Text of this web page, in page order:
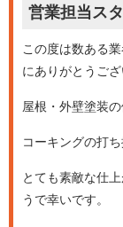
営業担当ス
この度は数ある
にありがとうござ
屋根・外壁塗装
コーキングの打
とても素敵な仕
うで幸いです。